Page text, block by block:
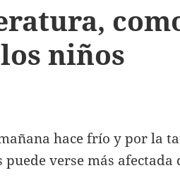
niños
hace frío y por la
verse más afectada